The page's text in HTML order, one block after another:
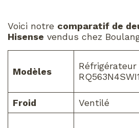
Voici notre comparatif de
Hisense vendus chez
Modèles
Réfrigérateur
Froid
Ventilé